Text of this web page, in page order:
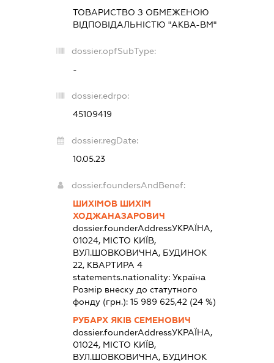
ТОВАРИСТВО З ОБМЕЖЕНОЮ
ВІДПОВІДАЛЬНІСТЮ "АКВА-ВМ"
dossier.opfSubType:
-
dossier.edrpo:
45109419
dossier.regDate:
10.05.23
dossier.foundersAndBenef:
ШИХІМОВ ШИХІМ
ХОДЖАНАЗАРОВИЧ
dossier.founderAddressУКРАЇНА,
01024, МІСТО КИЇВ,
ВУЛ.ШОВКОВИЧНА, БУДИНОК
22, КВАРТИРА 4
statements.nationality:Україна
Розмір внеску до статутного
фонду (грн.):15 989 625,42 (24 %)
РУБАРХ ЯКІВ СЕМЕНОВИЧ
dossier.founderAddressУКРАЇНА,
01024, МІСТО КИЇВ,
ВУЛ.ШОВКОВИЧНА, БУДИНОК